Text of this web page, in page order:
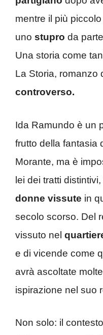
mentre il più
uno stupro da
Una storia come
La Storia, romanzo
controverso.
Ida Ramundo è un
frutto della fantasia
Morante, ma è
lei dei tratti
donne vissute in
secolo scorso. Del
vissuto nel
e di vicende come
avrà ascoltate
ispirazione nel suo
Non solo: il